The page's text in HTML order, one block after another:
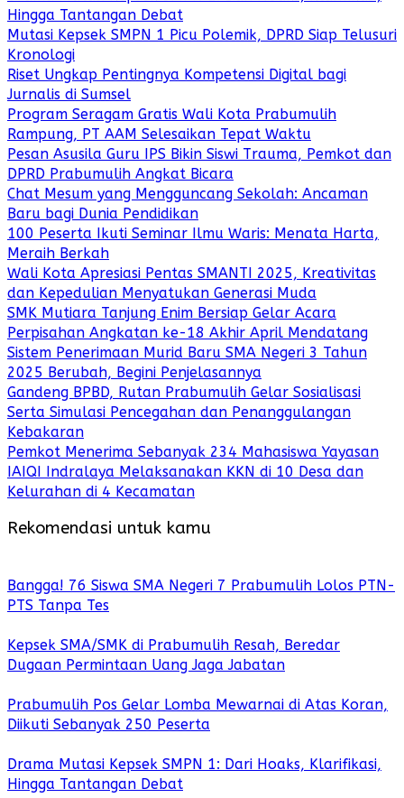
Hingga Tantangan Debat
Mutasi Kepsek SMPN 1 Picu Polemik, DPRD Siap Telusuri
Kronologi
Riset Ungkap Pentingnya Kompetensi Digital bagi
Jurnalis di Sumsel
Program Seragam Gratis Wali Kota Prabumulih
Rampung, PT AAM Selesaikan Tepat Waktu
Pesan Asusila Guru IPS Bikin Siswi Trauma, Pemkot dan
DPRD Prabumulih Angkat Bicara
Chat Mesum yang Mengguncang Sekolah: Ancaman
Baru bagi Dunia Pendidikan
100 Peserta Ikuti Seminar Ilmu Waris: Menata Harta,
Meraih Berkah
Wali Kota Apresiasi Pentas SMANTI 2025, Kreativitas
dan Kepedulian Menyatukan Generasi Muda
SMK Mutiara Tanjung Enim Bersiap Gelar Acara
Perpisahan Angkatan ke-18 Akhir April Mendatang
Sistem Penerimaan Murid Baru SMA Negeri 3 Tahun
2025 Berubah, Begini Penjelasannya
Gandeng BPBD, Rutan Prabumulih Gelar Sosialisasi
Serta Simulasi Pencegahan dan Penanggulangan
Kebakaran
Pemkot Menerima Sebanyak 234 Mahasiswa Yayasan
IAIQI Indralaya Melaksanakan KKN di 10 Desa dan
Kelurahan di 4 Kecamatan
Rekomendasi untuk kamu
Bangga! 76 Siswa SMA Negeri 7 Prabumulih Lolos PTN-
PTS Tanpa Tes
Kepsek SMA/SMK di Prabumulih Resah, Beredar
Dugaan Permintaan Uang Jaga Jabatan
Prabumulih Pos Gelar Lomba Mewarnai di Atas Koran,
Diikuti Sebanyak 250 Peserta
Drama Mutasi Kepsek SMPN 1: Dari Hoaks, Klarifikasi,
Hingga Tantangan Debat